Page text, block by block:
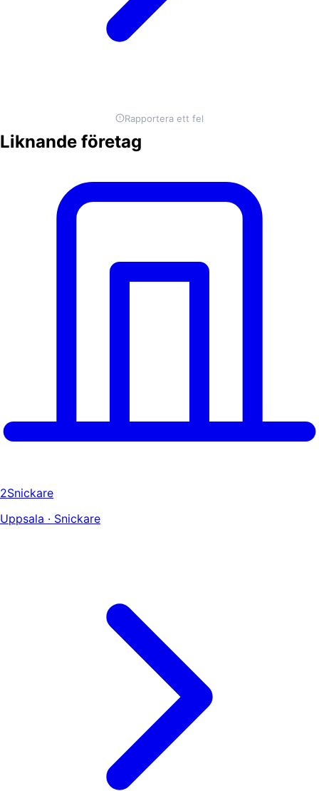
Rapportera ett fel
Liknande företag
2Snickare
Uppsala · Snickare